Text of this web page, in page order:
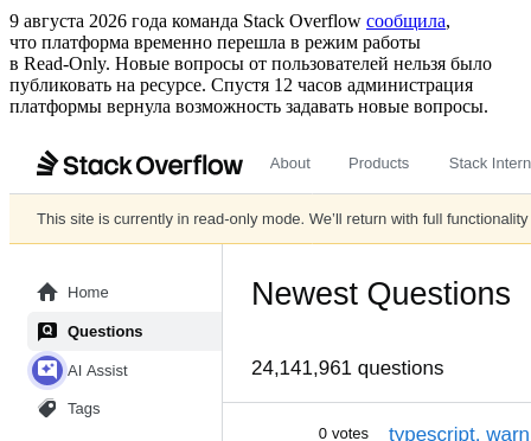
9 августа 2026 года команда Stack Overflow сообщила,
что платформа временно перешла в режим работы
в Read‑Only. Новые вопросы от пользователей нельзя было
публиковать на ресурсе. Спустя 12 часов администрация
платформы вернула возможность задавать новые вопросы.